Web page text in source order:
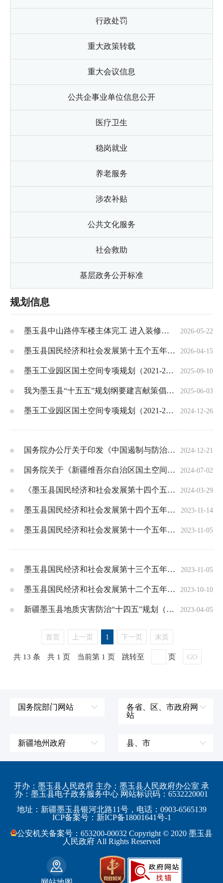
行政处罚
重大政策转载
重大会议信息
公共企事业单位信息公开
医疗卫生
稳岗就业
养老服务
涉农补贴
公共文化服务
社会救助
基层政务公开标准
规划信息
2026-05-22
墨玉县中山路停车楼主体完工 进入装修阶段 规划车位 517 个
2026-04-15
墨玉县国民经济和社会发展第十五个五年规划纲要
2025-09-10
墨玉工业园区国土空间专项规划（2021-2035）环境影响评价公众参与第二次公示
2025-06-03
我为墨玉县“十五五”规划纲要建言献策倡议书
2024-12-26
墨玉工业园区国土空间专项规划（2021-2035年）环境影响评价拟报批公示
2024-12-21
国务院办公厅关于印发《中国遏制与防治 艾滋病规划（2024—2030年）》的通知
2024-07-02
国务院关于《新疆维吾尔自治区国土空间规划（2021—2035年）》的批复
2024-03-29
《墨玉县国民经济和社会发展第十四个五年规划和2035年远景目标纲要》调整修订稿
2023-11-14
墨玉县国民经济和社会发展第十四个五年 规划和2035年远景目标纲要
2023-11-05
墨玉县国民经济和社会发展第十一个五年规划纲要
2023-11-05
墨玉县国民经济和社会发展第十三个五年规划纲要
2023-10-10
墨玉县国民经济和社会发展第十二个五年规划纲要
2023-04-05
新疆墨玉县地质灾害防治“十四五”规划（2021-2025年）
首页 上一页 1 下一页 末页
共 13 条 共 1 页 当前第 1 页 跳转至 页 GO
国务院部门网站
国防部
教育部
工业和信息化部
监察部
民政部
司法部
财政部
各省、区、市政府网
站
江苏省
浙江省
安徽省
福建省
江西省
山东省
新疆地州政府
伊犁哈萨克自治州
阿勒泰地区
博尔塔拉蒙古自治州
吐鲁番地区
巴音郭楞蒙古自治州
克拉玛依市
县、市
皮山县
策勒县
民丰县
和田市
开办：墨玉县人民政府 主办：墨玉县人民政府办公室 承
办：墨玉县电子政务服务中心 网站标识码：6532220001
地址：新疆墨玉县银河北路11号，电话：0903-6565139
ICP备案号：新ICP备18001641号-1
公安机关备案号：653200-00032 Copyright © 2020 墨玉县
人民政府 All Rights Reserved